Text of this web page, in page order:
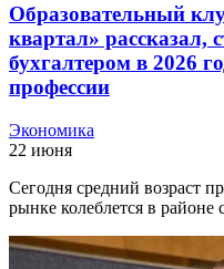
Образовательный
квартал» рассказал,
бухгалтером в 2026
профессии
Экономика
22 июня
Сегодня средний возраст
рынке колеблется в